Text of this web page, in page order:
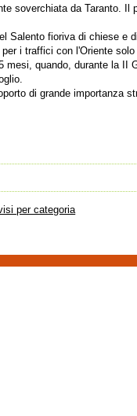
soverchiata da Taranto.
Salento fioriva di chiese e
i traffici con l'Oriente
mesi, quando, durante la II
di grande importanza
per categoria